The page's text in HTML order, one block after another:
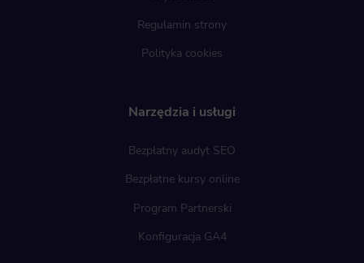
Regulamin strony
Polityka cookies
Narzędzia i usługi
Bezpłatny audyt SEO
Bezpłatne kursy online
Program Partnerski
Konfiguracja GA4